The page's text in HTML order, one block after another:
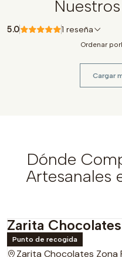
5.0 1 reseña
Ordenar por
Cargar
Dónde
Artesanales
Zarita
Punto de recogida
Zarita Chocolates Zona